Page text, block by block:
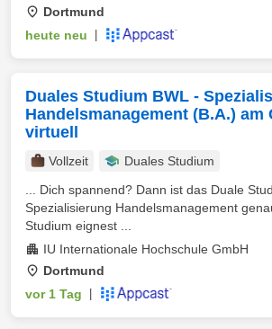
Dortmund
heute neu
Duales Studium BWL -
Handelsmanagement (B.A.) am
virtuell
Vollzeit
Duales Studium
... Dich spannend? Dann ist das Duale
Spezialisierung Handelsmanagement
Studium eignest ...
IU Internationale Hochschule GmbH
Dortmund
vor 1 Tag